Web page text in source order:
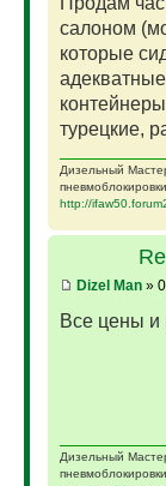
салоном
которые
турецкие,
Дизельный
http://
Dizel Man»
Все цены и
Дизельный